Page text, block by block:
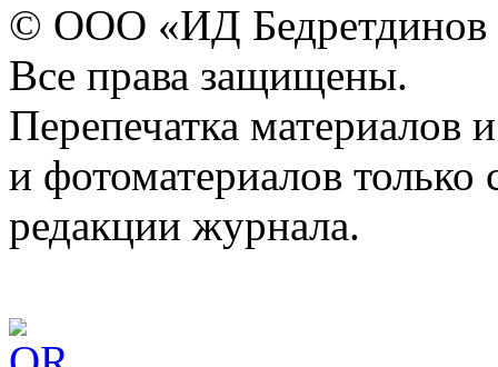
© ООО «ИД
Все права защищены.
Перепечатка материалов
и фотоматериалов
редакции журнала.